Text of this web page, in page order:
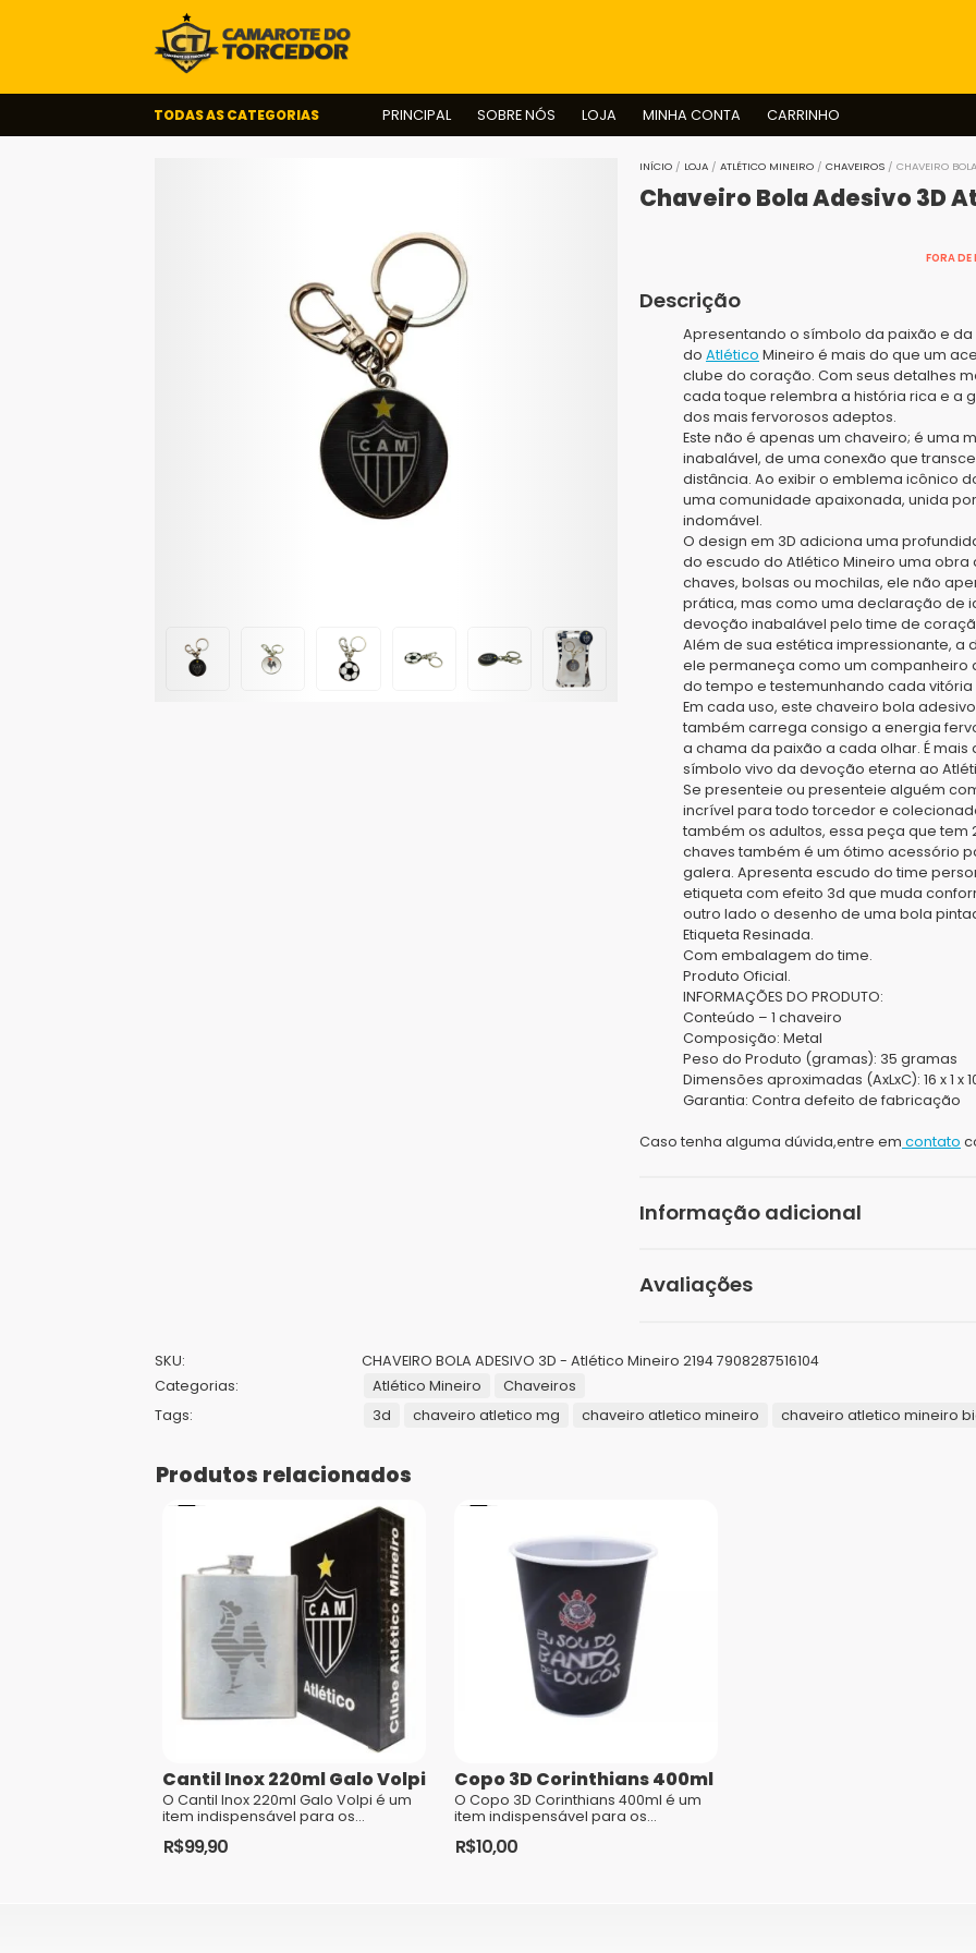
TODAS AS CATEGORIAS PRINCIPAL SOBRE NÓS LOJA MINHA CONTA CARRINHO
INÍCIO / LOJA / ATLÉTICO MINEIRO / CHAVEIROS / CHAVEIRO
Chaveiro Bola Adesivo 3D
FORA DE
Descrição
Apresentando o símbolo da paixão e
do Atlético Mineiro é mais do que um
clube do coração. Com seus detalhes
cada toque relembra a história rica e a
dos mais fervorosos adeptos.
Este não é apenas um chaveiro; é uma
inabalável, de uma conexão que
distância. Ao exibir o emblema icônico
uma comunidade apaixonada, unida
indomável.
O design em 3D adiciona uma
do escudo do Atlético Mineiro uma
chaves, bolsas ou mochilas, ele não
prática, mas como uma declaração de
devoção inabalável pelo time de
Além de sua estética impressionante,
ele permaneça como um companheiro
do tempo e testemunhando cada
Em cada uso, este chaveiro bola
também carrega consigo a energia
a chama da paixão a cada olhar. É
símbolo vivo da devoção eterna ao
Se presenteie ou presenteie alguém
incrível para todo torcedor e
também os adultos, essa peça que tem
chaves também é um ótimo acessório
galera. Apresenta escudo do time
etiqueta com efeito 3d que muda
outro lado o desenho de uma bola
Etiqueta Resinada.
Com embalagem do time.
Produto Oficial.
INFORMAÇÕES DO PRODUTO:
Conteúdo – 1 chaveiro
Composição: Metal
Peso do Produto (gramas): 35 gramas
Dimensões aproximadas (AxLxC): 16 x 1 x
Garantia: Contra defeito de fabricação
Caso tenha alguma dúvida,entre em contato
Informação adicional
Marcas
Avaliações
Sua avaliação
SKU:
CHAVEIRO BOLA ADESIVO 3D - Atlético Mineiro 2194 7908287516104
Categorias:
Atlético Mineiro
Chaveiros
Tags:
3d chaveiro atletico mg chaveiro atletico mineiro chaveiro atletico mineiro
Produtos relacionados
Cantil Inox 220ml Galo Volpi
O Cantil Inox 220ml Galo Volpi é um
item indispensável para os
Mineiro. Com um design elegante ...
R$99,90
Copo 3D Corinthians 400ml
O Copo 3D Corinthians 400ml é um
item indispensável para os
Corinthians Paulista. Com um desig...
R$10,00